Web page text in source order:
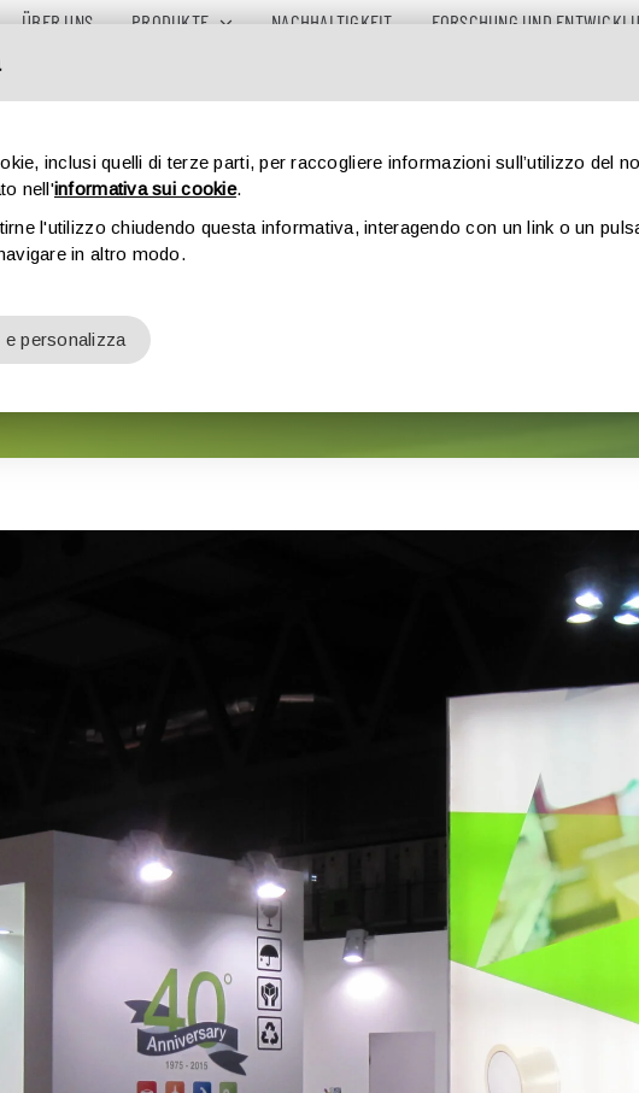
ÜBER UNS PRODUKTE NACHHALTIGKEIT FORSCHUNG UND
IPACK IMA 2015
inclusi quelli di terze parti, per raccogliere informazioni sull’utilizzo del
nell'informativa sui cookie.
l'utilizzo chiudendo questa informativa, interagendo con un link o un
in altro modo.
e personalizza